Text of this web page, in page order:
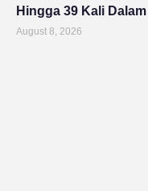
Hingga 39 Kali
August 8, 2026